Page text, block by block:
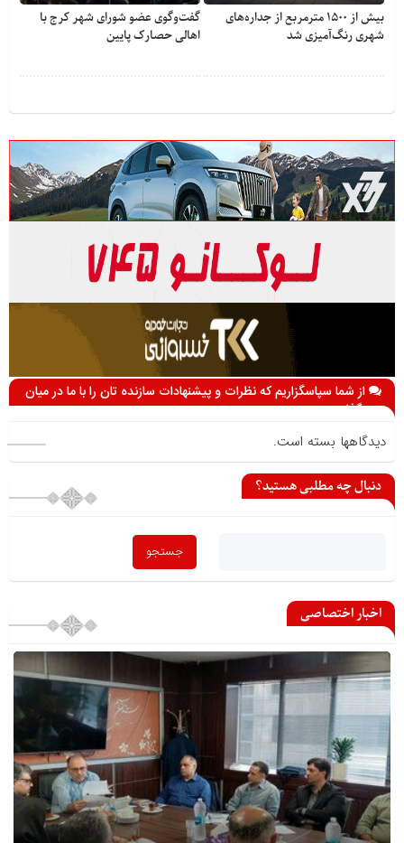
بیش از ۱۵۰۰ مترمربع از جداره‌های
شهری رنگ‌آمیزی شد
گفت‌وگوی عضو شورای شهر کرج با
اهالی حصارک پایین
از شما سپاسگزاریم که نظرات و پیشنهادات سازنده تان را با ما در میان
می گذارید
دیدگاهها بسته است.
دنبال چه مطلبی هستید؟
اخبار اختصاصی